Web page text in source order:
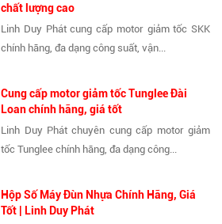
chất lượng cao
Linh Duy Phát cung cấp motor giảm tốc SKK
chính hãng, đa dạng công suất, vận...
Cung cấp motor giảm tốc Tunglee Đài
Loan chính hãng, giá tốt
Linh Duy Phát chuyên cung cấp motor giảm
tốc Tunglee chính hãng, đa dạng công...
Hộp Số Máy Đùn Nhựa Chính Hãng, Giá
Tốt | Linh Duy Phát